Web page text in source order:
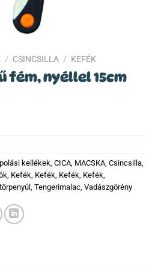
/ CSINCSILLA / KEFÉK
fém, nyéllel 15cm
kellékek, CICA, MACSKA, Csincsilla,
, Kefék, Kefék, Kefék, Kefék,
, Tengerimalac, Vadászgörény